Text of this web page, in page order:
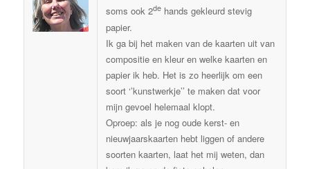
soms ook 2dehands gekleurd stevig
papier.
Ik ga bij het maken van de kaarten uit van
compositie en kleur en welke kaarten en
papier ik heb. Het is zo heerlijk om een
soort ‘’kunstwerkje’’ te maken dat voor
mijn gevoel helemaal klopt.
Oproep: als je nog oude kerst- en
nieuwjaarskaarten hebt liggen of andere
soorten kaarten, laat het mij weten, dan